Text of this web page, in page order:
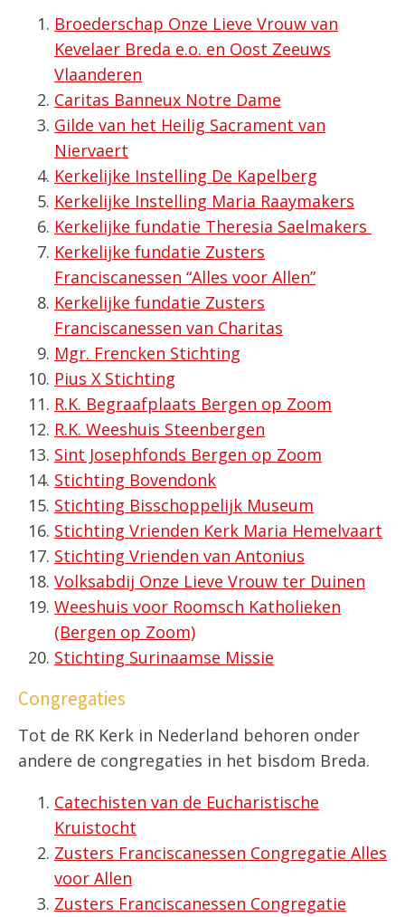
Broederschap Onze Lieve Vrouw van
Kevelaer Breda e.o. en Oost Zeeuws
Vlaanderen
Caritas Banneux Notre Dame
Gilde van het Heilig Sacrament van
Niervaert
Kerkelijke Instelling De Kapelberg
Kerkelijke Instelling Maria Raaymakers
Kerkelijke fundatie Theresia Saelmakers
Kerkelijke fundatie Zusters
Franciscanessen “Alles voor Allen”
Kerkelijke fundatie Zusters
Franciscanessen van Charitas
Mgr. Frencken Stichting
Pius X Stichting
R.K. Begraafplaats Bergen op Zoom
R.K. Weeshuis Steenbergen
Sint Josephfonds Bergen op Zoom
Stichting Bovendonk
Stichting Bisschoppelijk Museum
Stichting Vrienden Kerk Maria Hemelvaart
Stichting Vrienden van Antonius
Volksabdij Onze Lieve Vrouw ter Duinen
Weeshuis voor Roomsch Katholieken
(Bergen op Zoom)
Stichting Surinaamse Missie
Congregaties
Tot de RK Kerk in Nederland behoren onder
andere de congregaties in het bisdom Breda.
Catechisten van de Eucharistische
Kruistocht
Zusters Franciscanessen Congregatie Alles
voor Allen
Zusters Franciscanessen Congregatie